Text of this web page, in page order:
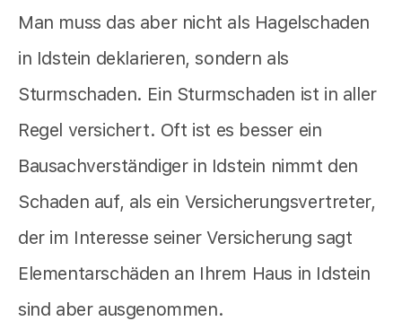
Man muss das aber nicht als Hagelschaden
in Idstein deklarieren, sondern als
Sturmschaden. Ein Sturmschaden ist in aller
Regel versichert. Oft ist es besser ein
Bausachverständiger in Idstein nimmt den
Schaden auf, als ein Versicherungsvertreter,
der im Interesse seiner Versicherung sagt
Elementarschäden an Ihrem Haus in Idstein
sind aber ausgenommen.